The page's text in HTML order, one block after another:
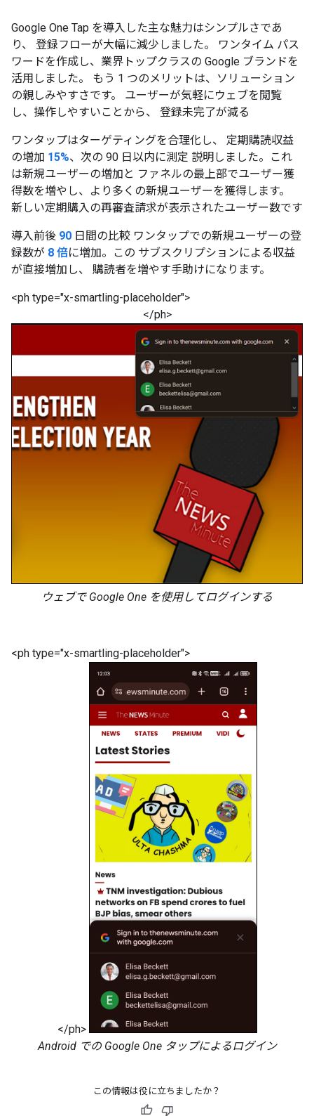
Google One Tap を導入した主な魅力はシンプルさであ
り、 登録フローが大幅に減少しました。 ワンタイム パス
ワードを作成し、業界トップクラスの Google ブランドを
活用しました。 もう 1 つのメリットは、ソリューション
の親しみやすさです。 ユーザーが気軽にウェブを閲覧
し、操作しやすいことから、 登録未完了が減る
ワンタップはターゲティングを合理化し、 定期購読収益
の増加 15%、次の 90 日以内に測定 説明しました。これ
は新規ユーザーの増加と ファネルの最上部でユーザー獲
得数を増やし、より多くの新規ユーザーを獲得します。
新しい定期購入の再審査請求が表示されたユーザー数です
導入前後 90 日間の比較 ワンタップでの新規ユーザーの登
録数が 8 倍に増加。この サブスクリプションによる収益
が直接増加し、 購読者を増やす手助けになります。
<ph type="x-smartling-placeholder">
</ph>
ウェブで Google One を使用してログインする
<ph type="x-smartling-placeholder">
</ph>
Android での Google One タップによるログイン
この情報は役に立ちましたか？